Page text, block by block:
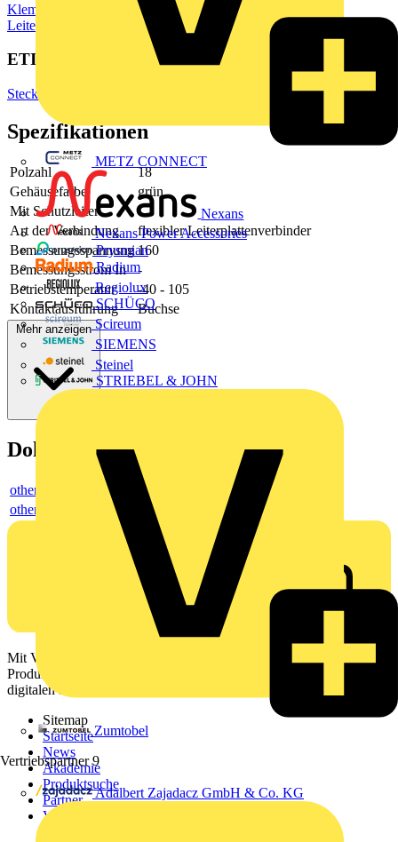
METZ CONNECT
Nexans
Nexans Power Accessories
Prysmian
Radium
Regiolux
SCHÜCO
Scireum
SIEMENS
Steinel
STRIEBEL & JOHN
Zumtobel
Vertriebspartner 9
Adalbert Zajadacz GmbH & Co. KG
Klemmen, Steckverbinder & Verbindungselemente
Leiterplattensteckverbinder
ETIM Group
Steckverbinder
Spezifikationen
Polzahl
18
Gehäusefarbe
grün
Mit Schutzleiter
-
Art der Verbindung
flexibler Leiterplattenverbinder
Bemessungsspannung 160
Bemessungsstrom In
-
Betriebstemperatur
-40 - 105
Kontaktausführung
Buchse
Mehr anzeigen
Dokumente
others
others
Mit Voltimum erhalten Elektrofachkräfte Zugang zu Branchennews,
Produktinformationen, Schulungen und Tools – alles auf einer
digitalen Plattform und Community.
Sitemap
Startseite
News
Akademie
Produktsuche
Partner
Voltimum+